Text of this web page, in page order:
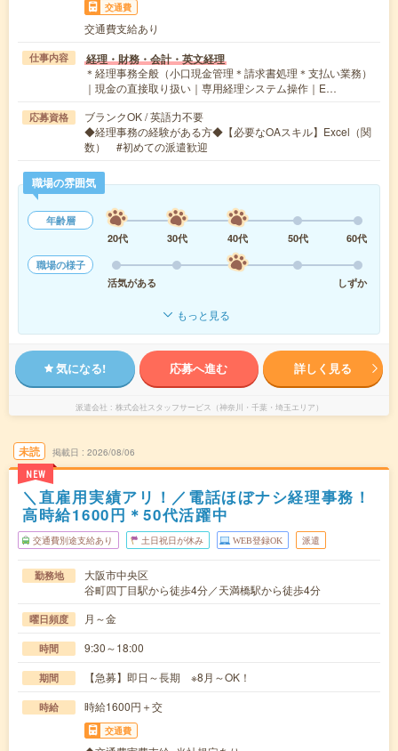
交通費
交通費支給あり
仕事内容 経理・財務・会計・英文経理
＊経理事務全般（小口現金管理＊請求書処理＊支払い業務）
｜現金の直接取り扱い｜専用経理システム操作｜E…
応募資格
ブランクOK / 英語力不要
◆経理事務の経験がある方◆【必要なOAスキル】Excel（関
数） #初めての派遣歓迎
職場の雰囲気
年齢層
20代
30代 40代 50代
60代
職場の様子
活気がある
しずか
もっと見る
気になる! 応募へ進む 詳しく見る
派遣会社 株式会社スタッフサービス（神奈川・千葉・埼玉エリア）
未読
NEW
掲載日 2026/08/06
＼直雇用実績アリ！／電話ほぼナシ経理事務！
高時給1600円＊50代活躍中
交通費別途支給あり 土日祝日が休み WEB登録OK 派遣
勤務地
大阪市中央区
谷町四丁目駅から徒歩4分／天満橋駅から徒歩4分
曜日頻度 月～金
時間 9:30～18:00
期間 【急募】即日～長期 ※8月～OK！
時給 時給1600円＋交
交通費